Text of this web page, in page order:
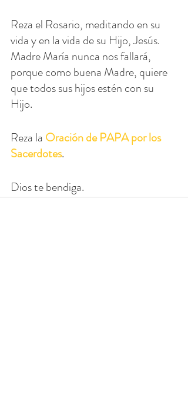
Reza el Rosario, meditando en su
vida y en la vida de su Hijo, Jesús.
Madre María nunca nos fallará,
porque como buena Madre, quiere
que todos sus hijos estén con su
Hijo.
Reza la Oración de PAPA por los
Sacerdotes.
Dios te bendiga.